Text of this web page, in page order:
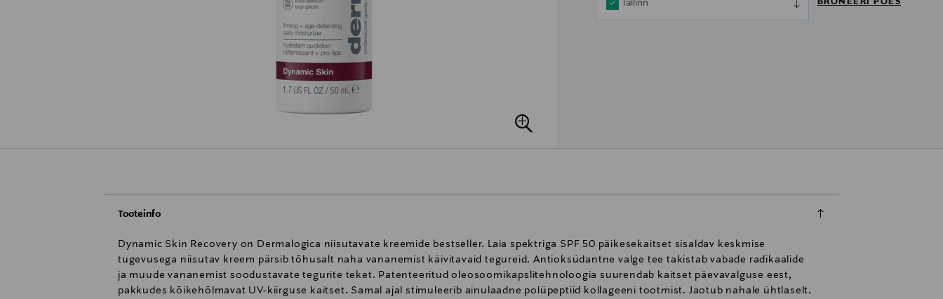
Tallinn
Tooteinfo
Dynamic Skin Recovery on Dermalogica niisutavate kreemide bestseller. Laia spektriga SPF 50 päikesekaitset sisaldav keskmise
tugevusega niisutav kreem pärsib tõhusalt naha vananemist käivitavaid tegureid. Antioksüdantne valge tee takistab vabade radikaalide
ja muude vananemist soodustavate tegurite teket. Patenteeritud oleosoomikapslitehnoloogia suurendab kaitset päevavalguse eest,
pakkudes kõikehõlmavat UV-kiirguse kaitset. Samal ajal stimuleerib ainulaadne polüpeptiid kollageeni tootmist. Jaotub nahale ühtlaselt.